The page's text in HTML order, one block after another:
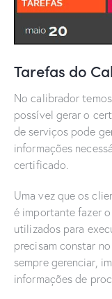
Tarefas do
No calibrador
possível gerar o
de serviços pode
informações
certificado.
Uma vez que os
é importante fazer
utilizados para
precisam constar
sempre gerenciar,
informações de